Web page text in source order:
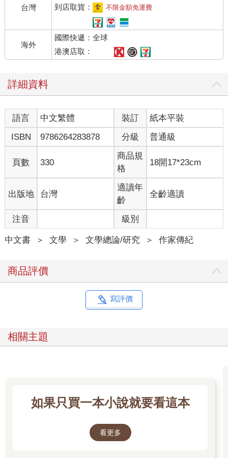
也……吾恐國未亡而文字已先之，幾何不為東人之所笑也！」
林紓何人？他為何首先跳出來反對「文學革命」？林紓其實
正是白話文的前輩，是新文學的引領者，是魯迅等「新青年」當
年的偶像。早在西元1897年，林紓就在福州刻印了通俗白話詩集
《閩中新樂府》，此後常在白話報上發表文章，反對纏足，反對
迷信，提倡興辦女學等。直到1913年，他還在北京《平報》上開
更是古今中外「譯界之王」，不會英文的他，靠著別人口述竟然
翻譯作品一百七十餘部，包括亞瑟．柯南．道爾（Arthur Conan
Doyle）的《歇洛克奇案開場》（A Study in Scarlet）等作品七
部、列夫．托爾斯泰（Leo Tolstoy）的《現身說法》（Childhood,
Boyhood and Youth）等作品六部、查爾斯．狄更斯（Charles
Dickens）的《賊史》（Oliver Twist）等作品五部、威廉．莎士
比亞（William Shakespeare）的《凱撒遺事》（The Tragedy of
Julius Caesar）等作品四部。其中，他翻譯的《巴黎茶花女遺
事》（La Dame aux Camélias）、《黑奴籲天錄》（Uncle Tom's
Cabin）、《迦茵小傳》（Joan Haste）等作品風行天下，產生過
巨大的社會影響，對於社會風氣、觀念、思想等的改變有重要促
進作用。有人甚至說，中國後來的辛亥革命、「文學革命」等革
命就是由他的《巴黎茶花女遺事》、《迦茵小傳》兩部小說導致
的。中國現代知識分子大多沐浴過林紓「雨露」，都曾捧讀過林
紓小說，並以其為榜樣，如郭沫若說他少年時最嗜好的讀物便是
說會那麼迷人。我把林譯哈葛德（H. Rider Haggard）、歐文
（Washington Irving）、司各特（Walter Scott）、迭更司
林紓素有「治國平天下」之志，早期翻譯多是希望以此警醒
國人、教化國人，「余老矣！報國無日，故曰為叫旦之雞。冀吾
體，反對封建專制，像魯迅一樣原本對革命、共和充滿期待，希
望做個「共和國老民」。但民國後混亂的現實讓他很快絕望，轉
啞，林紓卻按捺不住，主動接起了「戰書」。
不料，林紓的反駁文章〈論古文之不當廢〉為「新青年」們
手」胡適抓住林紓文章中的一句話大做文章，在1917年5月《新青
年》3卷3號上發文道：「頃見林琴南先生新著〈論古文之不當
台灣
到店取貨：
不限金額免運費
海外
國際快遞：全球
港澳店取：
詳細資料
語言 中文繁體 裝訂
紙本平裝
ISBN
9786264283878 分級 普通級
頁數 330
商品規
格
18開17*23cm
出版地 台灣
適讀年
齡
全齡適讀
注音 級別
中文書 ＞ 文學 ＞ 文學總論/研究 ＞ 作家傳紀
商品評價
寫評價
相關主題
如果只買一本小說就要看這本
看更多